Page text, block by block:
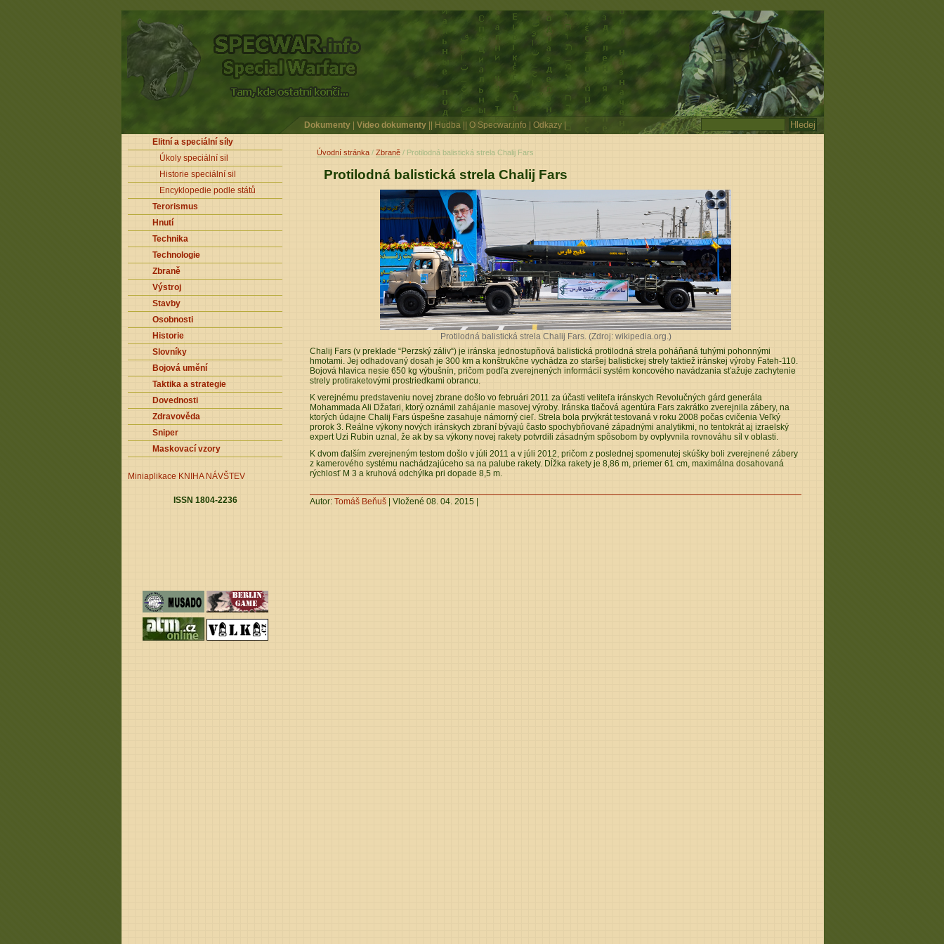
Dokumenty Video dokumenty Hudba O Specwar.info Odkazy
Elitní a speciální síly
Úkoly speciální sil
Historie speciální sil
Encyklopedie podle států
Terorismus
Hnutí
Technika
Technologie
Zbraně
Výstroj
Stavby
Osobnosti
Historie
Slovníky
Bojová umění
Taktika a strategie
Dovednosti
Zdravověda
Sniper
Maskovací vzory
Miniaplikace
ISSN 1804-2236
KNIHA NÁVŠTEV
Úvodní stránka / Zbraně / Protilodná balistická strela Chalij Fars
Protilodná balistická strela Chalij Fars
Protilodná balistická strela Chalij Fars. (Zdroj: wikipedia.org.)
Chalij Fars (v preklade “Perzský záliv“) je iránska jednostupňová balistická protilodná strela poháňaná tuhými pohonnými
hmotami. Jej odhadovaný dosah je 300 km a konštrukčne vychádza zo staršej balistickej strely taktiež iránskej výroby Fateh-110.
Bojová hlavica nesie 650 kg výbušnín, pričom podľa zverejnených informácií systém koncového navádzania sťažuje zachytenie
strely protiraketovými prostriedkami obrancu.
K verejnému predstaveniu novej zbrane došlo vo februári 2011 za účasti veliteľa iránskych Revolučných gárd generála
Mohammada Ali Džafari, ktorý oznámil zahájanie masovej výroby. Iránska tlačová agentúra Fars zakrátko zverejnila zábery, na
ktorých údajne Chalij Fars úspešne zasahuje námorný cieľ. Strela bola prvýkrát testovaná v roku 2008 počas cvičenia Veľký
prorok 3. Reálne výkony nových iránskych zbraní bývajú často spochybňované západnými analytikmi, no tentokrát aj izraelský
expert Uzi Rubin uznal, že ak by sa výkony novej rakety potvrdili zásadným spôsobom by ovplyvnila rovnováhu síl v oblasti.
K dvom ďalším zverejneným testom došlo v júli 2011 a v júli 2012, pričom z poslednej spomenutej skúšky boli zverejnené zábery
z kamerového systému nachádzajúceho sa na palube rakety. Dĺžka rakety je 8,86 m, priemer 61 cm, maximálna dosahovaná
rýchlosť M 3 a kruhová odchýlka pri dopade 8,5 m.
Autor: Tomáš Beňuš | Vložené 08. 04. 2015 |